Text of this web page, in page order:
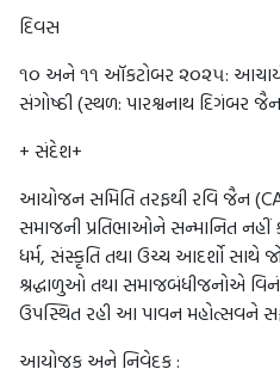
દિવસ
૧૦ અને ૧૧ ઑકટોબર ૨૦૨૫: આચાર્ય
સંગોષ્ઠી (સ્થળ: પારશ્વનાથ દિગંબર
+ સંદેશ+
આયોજન સમિતિ તરફથી રવિ જૈન
સમાજની પ્રતિભાઓને સન્માનિત
ધર્મ, સંસ્કૃતિ તથા ઉચ્ચ આદર્શો
શ્રદ્ધાળુઓ તથા સમાજબંધીજનોએ
ઉપસ્થિત રહી આ પાવન મહોત્સવને
આયોજક અને નિવેદક :